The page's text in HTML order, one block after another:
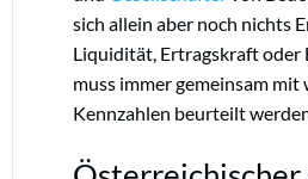
sich allein aber noch nichts
Liquidität, Ertragskraft oder
muss immer gemeinsam mit
Kennzahlen beurteilt